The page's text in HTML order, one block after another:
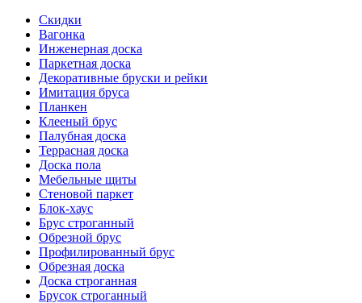
Скидки
Вагонка
Инженерная доска
Паркетная доска
Декоративные бруски и рейки
Имитация бруса
Планкен
Клееный брус
Палубная доска
Террасная доска
Доска пола
Мебельные щиты
Стеновой паркет
Блок-хаус
Брус строганный
Обрезной брус
Профилированный брус
Обрезная доска
Доска строганная
Брусок строганный